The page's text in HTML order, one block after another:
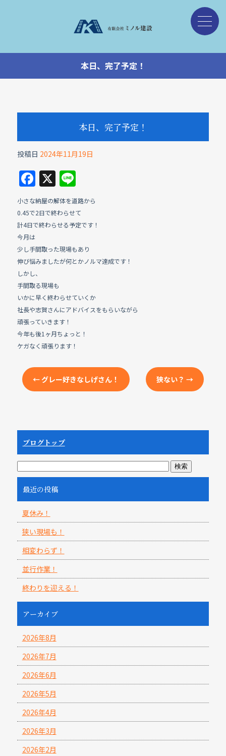
本日、完了予定！
本日、完了予定！
投稿日 2024年11月19日
F
a
c
e
b
o
o
k
X Li
n
e
小さな納屋の解体を道路から
0.45で2日で終わらせて
計4日で終わらせる予定です！
今月は
少し手間取った現場もあり
伸び悩みましたが何とかノルマ達成です！
しかし、
手間取る現場も
いかに早く終わらせていくか
社長や志賀さんにアドバイスをもらいながら
頑張っていきます！
今年も後1ヶ月ちょっと！
ケガなく頑張ります！
←グレー好きなしげさん！ 狭ない？→
ブログトップ
最近の投稿
夏休み！
狭い現場も！
相変わらず！
並行作業！
終わりを迎える！
アーカイブ
2026年8月
2026年7月
2026年6月
2026年5月
2026年4月
2026年3月
2026年2月